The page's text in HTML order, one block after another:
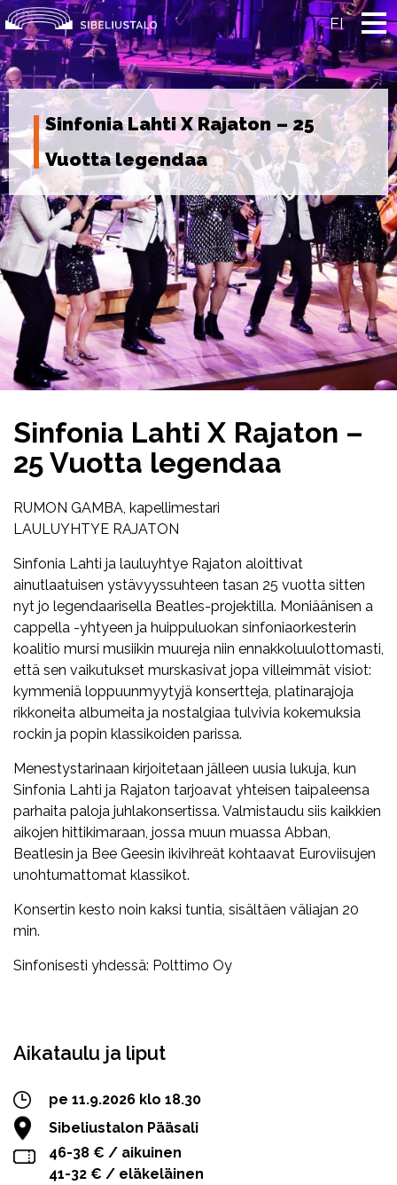
Skip
to
content
FI
Sinfonia Lahti X Rajaton – 25
Vuotta legendaa
Sinfonia Lahti X Rajaton –
25 Vuotta legendaa
RUMON GAMBA, kapellimestari
LAULUYHTYE RAJATON
Sinfonia Lahti ja lauluyhtye Rajaton aloittivat
ainutlaatuisen ystävyyssuhteen tasan 25 vuotta sitten
nyt jo legendaarisella Beatles-projektilla. Moniäänisen a
cappella -yhtyeen ja huippuluokan sinfoniaorkesterin
koalitio mursi musiikin muureja niin ennakkoluulottomasti,
että sen vaikutukset murskasivat jopa villeimmät visiot:
kymmeniä loppuunmyytyjä konsertteja, platinarajoja
rikkoneita albumeita ja nostalgiaa tulvivia kokemuksia
rockin ja popin klassikoiden parissa.
Menestystarinaan kirjoitetaan jälleen uusia lukuja, kun
Sinfonia Lahti ja Rajaton tarjoavat yhteisen taipaleensa
parhaita paloja juhlakonsertissa. Valmistaudu siis kaikkien
aikojen hittikimaraan, jossa muun muassa Abban,
Beatlesin ja Bee Geesin ikivihreät kohtaavat Euroviisujen
unohtumattomat klassikot.
Konsertin kesto noin kaksi tuntia, sisältäen väliajan 20
min.
Sinfonisesti yhdessä: Polttimo Oy
Aikataulu ja liput
pe 11.9.2026 klo 18.30
Sibeliustalon Pääsali
46-38 € / aikuinen
41-32 € / eläkeläinen